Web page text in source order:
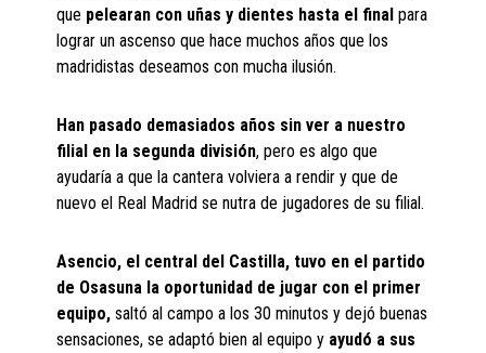
que pelearan con uñas y dientes hasta el finalpara
lograr un ascenso que hace muchos años que los
madridistas deseamos con mucha ilusión.
Han pasado demasiados años sin ver a nuestro
filial en la segunda división, pero es algo que
ayudaría a que la cantera volviera a rendir y que de
nuevo el Real Madrid se nutra de jugadores de su filial.
Asencio, el central del Castilla, tuvo en el partido
de Osasuna la oportunidad de jugar con el primer
equipo,saltó al campo a los 30 minutos y dejó buenas
sensaciones, se adaptó bien al equipo y ayudó a sus